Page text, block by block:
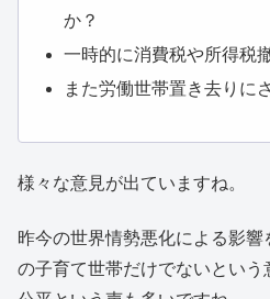
か？
一時的に消費税や所得税
また労働世帯置き去りに
様々な意見が出ていますね。
昨今の世界情勢悪化による影
の子育て世帯だけでないとい